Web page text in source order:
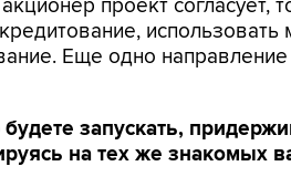
проект согласует,
Еще одно
запускать,
на тех же знакомых